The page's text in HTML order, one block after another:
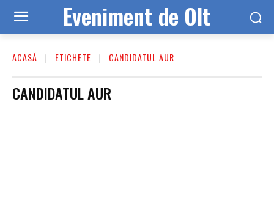
Eveniment de Olt
ACASĂ ETICHETE CANDIDATUL AUR
CANDIDATUL AUR